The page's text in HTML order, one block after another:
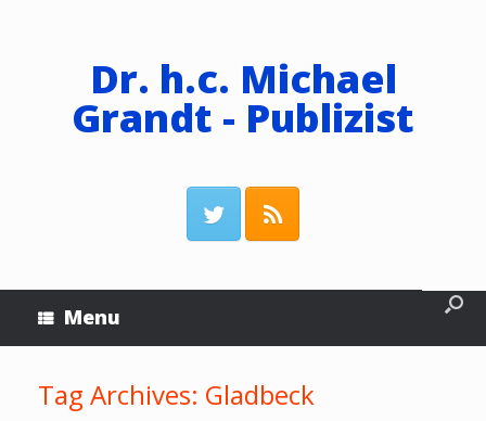
Dr. h.c. Michael
Grandt - Publizist
Menu
Tag Archives: Gladbeck